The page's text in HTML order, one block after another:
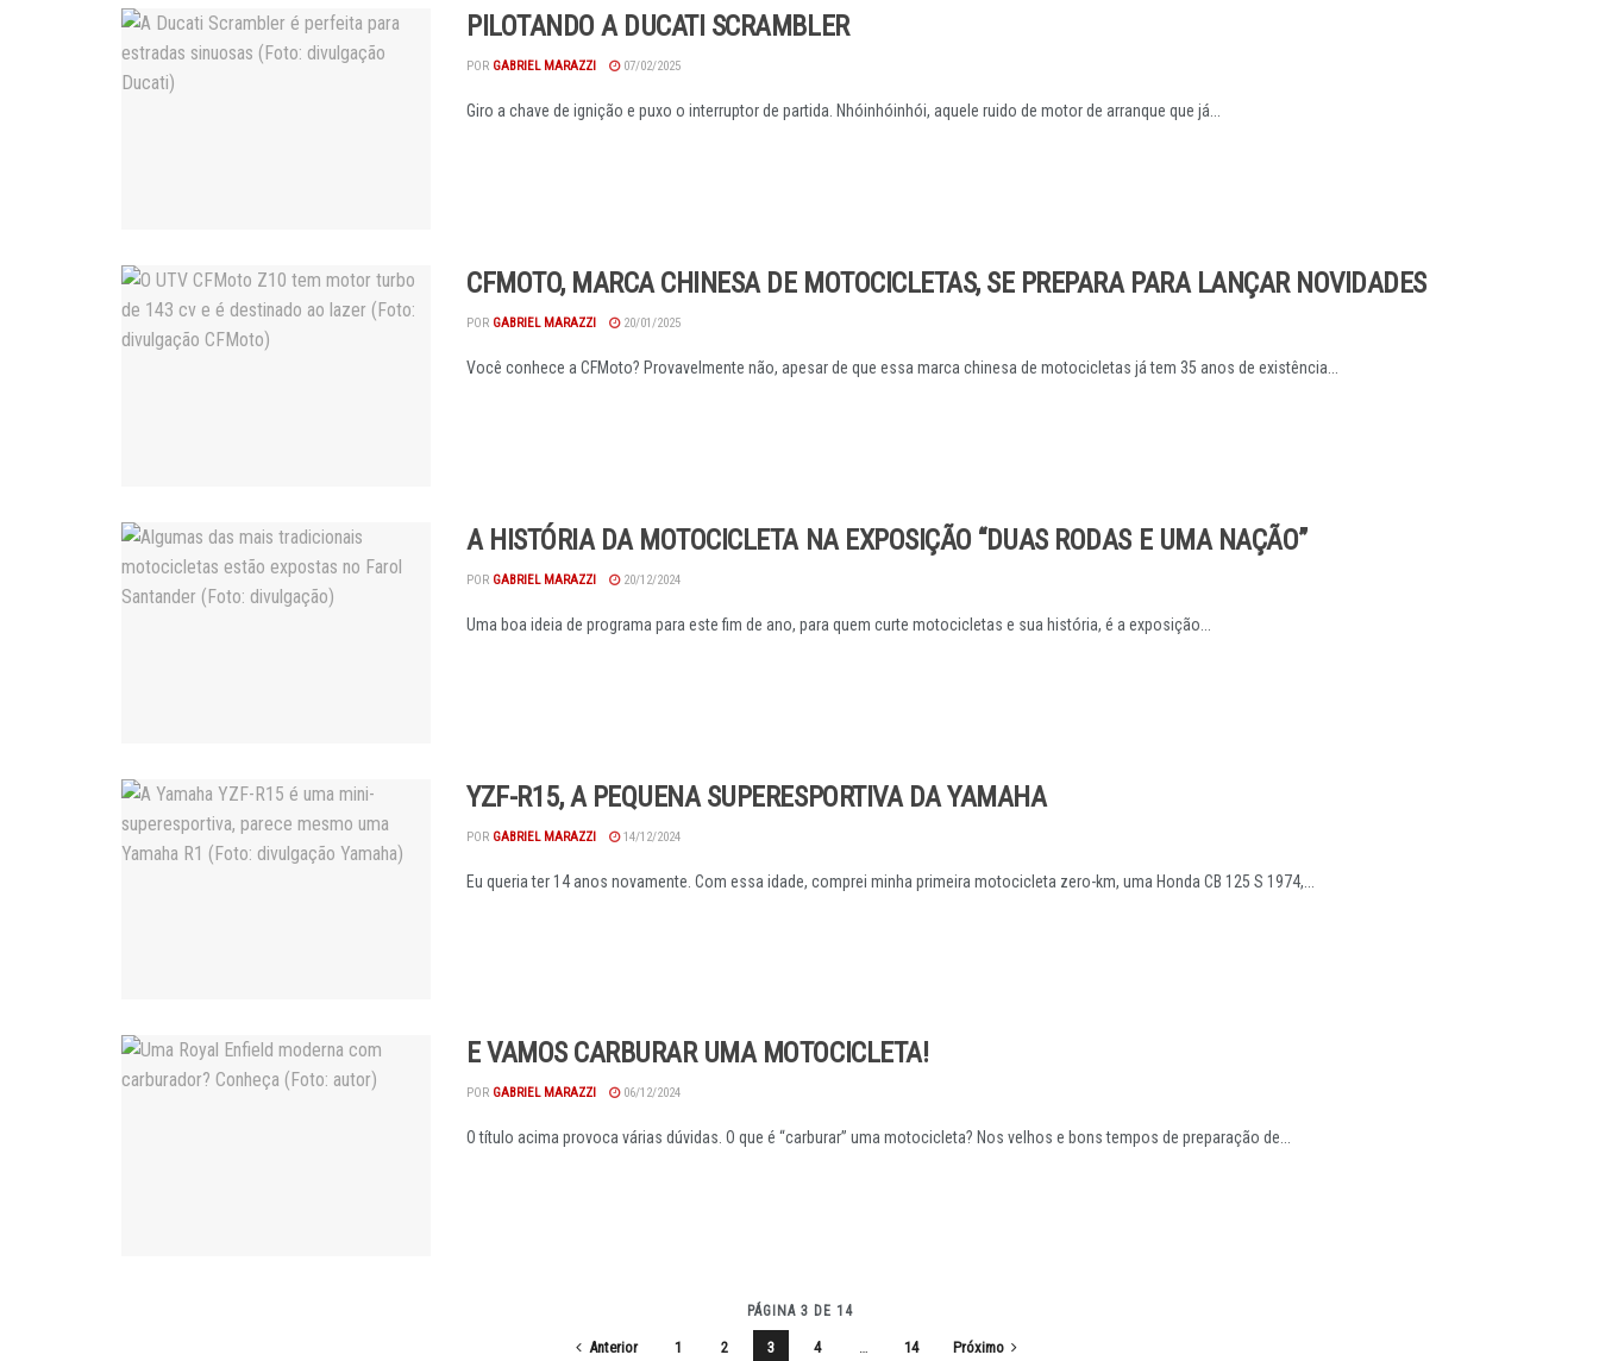
PILOTANDO A DUCATI SCRAMBLER
POR GABRIEL MARAZZI 07/02/2025
Giro a chave de ignição e puxo o interruptor de partida. Nhóinhóinhói, aquele ruido de motor de arranque que já...
CFMOTO, MARCA CHINESA DE MOTOCICLETAS, SE PREPARA PARA LANÇAR NOVIDADES
POR GABRIEL MARAZZI 20/01/2025
Você conhece a CFMoto? Provavelmente não, apesar de que essa marca chinesa de motocicletas já tem 35 anos de existência...
A HISTÓRIA DA MOTOCICLETA NA EXPOSIÇÃO “DUAS RODAS E UMA NAÇÃO”
POR GABRIEL MARAZZI 20/12/2024
Uma boa ideia de programa para este fim de ano, para quem curte motocicletas e sua história, é a exposição...
YZF-R15, A PEQUENA SUPERESPORTIVA DA YAMAHA
POR GABRIEL MARAZZI 14/12/2024
Eu queria ter 14 anos novamente. Com essa idade, comprei minha primeira motocicleta zero-km, uma Honda CB 125 S 1974,...
E VAMOS CARBURAR UMA MOTOCICLETA!
POR GABRIEL MARAZZI 06/12/2024
O título acima provoca várias dúvidas. O que é “carburar” uma motocicleta? Nos velhos e bons tempos de preparação de...
PÁGINA 3 DE 14
Anterior 1 2 3 4 … 14 Próximo